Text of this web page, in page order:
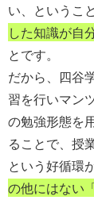
い、というこ
した知識が自
とです。
だから、四谷
習を行いマン
の勉強形態を
ることで、授
という好循環
の他にはない